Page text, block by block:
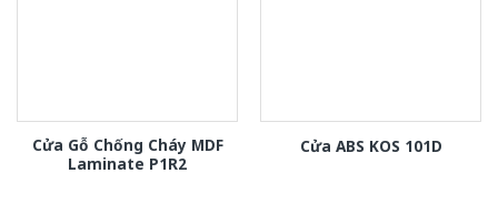
Cửa Gỗ Chống Cháy MDF
Laminate P1R2
Cửa ABS KOS 101D